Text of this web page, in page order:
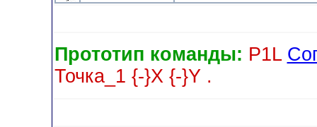
Прототип команды: P1L
Точка_1 {-}X {-}Y .